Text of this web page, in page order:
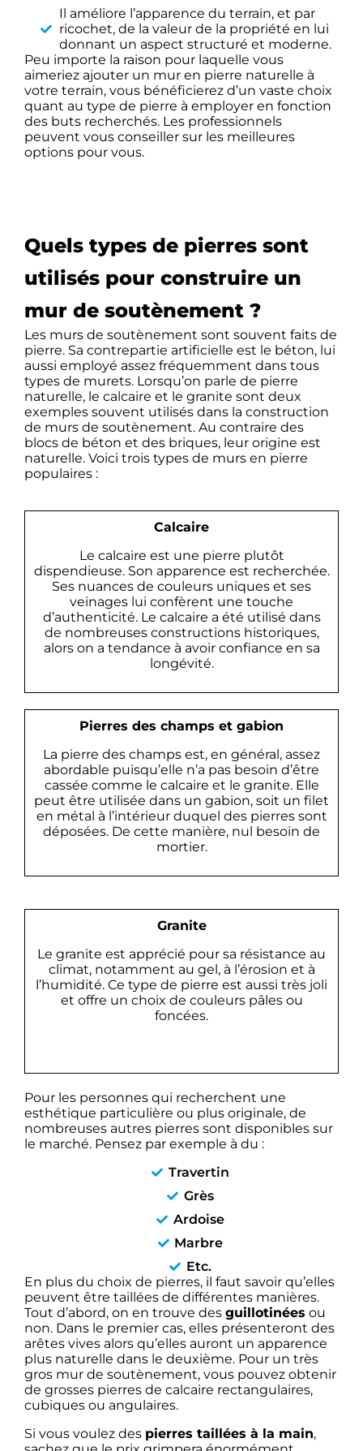
Il améliore l’apparence du terrain, et par
ricochet, de la valeur de la propriété en lui
donnant un aspect structuré et moderne.
Peu importe la raison pour laquelle vous
aimeriez ajouter un mur en pierre naturelle à
votre terrain, vous bénéficierez d’un vaste choix
quant au type de pierre à employer en fonction
des buts recherchés. Les professionnels
peuvent vous conseiller sur les meilleures
options pour vous.
Quels types de pierres sont
utilisés pour construire un
mur de soutènement ?
Les murs de soutènement sont souvent faits de
pierre. Sa contrepartie artificielle est le béton, lui
aussi employé assez fréquemment dans tous
types de murets. Lorsqu’on parle de pierre
naturelle, le calcaire et le granite sont deux
exemples souvent utilisés dans la construction
de murs de soutènement. Au contraire des
blocs de béton et des briques, leur origine est
naturelle. Voici trois types de murs en pierre
populaires :
Calcaire
Le calcaire est une pierre plutôt
dispendieuse. Son apparence est recherchée.
Ses nuances de couleurs uniques et ses
veinages lui confèrent une touche
d’authenticité. Le calcaire a été utilisé dans
de nombreuses constructions historiques,
alors on a tendance à avoir confiance en sa
longévité.
Pierres des champs et gabion
La pierre des champs est, en général, assez
abordable puisqu’elle n’a pas besoin d’être
cassée comme le calcaire et le granite. Elle
peut être utilisée dans un gabion, soit un filet
en métal à l’intérieur duquel des pierres sont
déposées. De cette manière, nul besoin de
mortier.
Granite
Le granite est apprécié pour sa résistance au
climat, notamment au gel, à l’érosion et à
l’humidité. Ce type de pierre est aussi très joli
et offre un choix de couleurs pâles ou
foncées.
Pour les personnes qui recherchent une
esthétique particulière ou plus originale, de
nombreuses autres pierres sont disponibles sur
le marché. Pensez par exemple à du :
Travertin
Grès
Ardoise
Marbre
Etc.
En plus du choix de pierres, il faut savoir qu’elles
peuvent être taillées de différentes manières.
Tout d’abord, on en trouve des guillotinées ou
non. Dans le premier cas, elles présenteront des
arêtes vives alors qu’elles auront un apparence
plus naturelle dans le deuxième. Pour un très
gros mur de soutènement, vous pouvez obtenir
de grosses pierres de calcaire rectangulaires,
cubiques ou angulaires.
Si vous voulez des pierres taillées à la main,